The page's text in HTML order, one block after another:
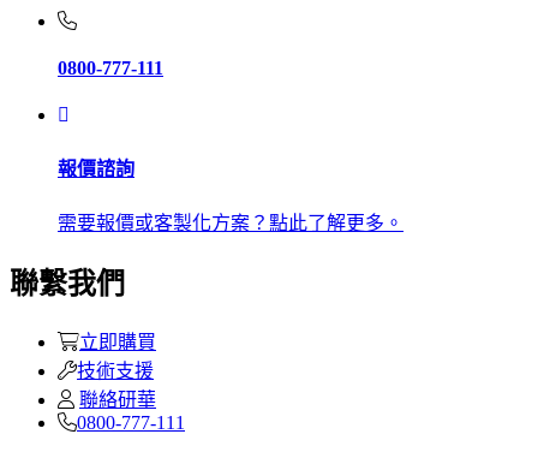
0800-777-111
報價諮詢
需要報價或客製化方案？點此了解更多。
聯繫我們
立即購買
技術支援
聯絡研華
0800-777-111